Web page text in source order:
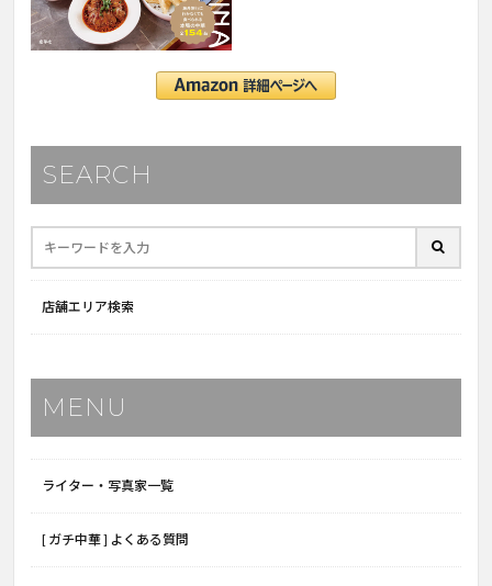
SEARCH
店舗エリア検索
MENU
ライター・写真家一覧
[ ガチ中華 ] よくある質問